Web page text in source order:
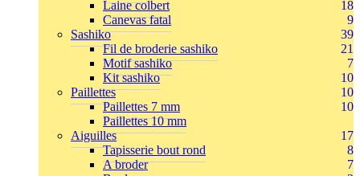
Laine colbert
18
Canevas fatal
9
Sashiko
39
Fil de broderie sashiko
21
Motif sashiko
7
Kit sashiko
10
Paillettes
10
Paillettes 7 mm
10
Paillettes 10 mm
Aiguilles
17
Tapisserie bout rond
8
A broder
7